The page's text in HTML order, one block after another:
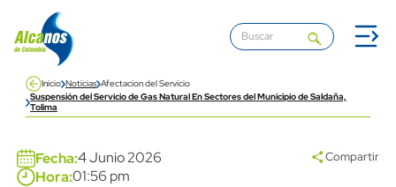
Pasar al contenido principal
Inicio Noticias Afectacion del Servicio
Suspensión del Servicio de Gas Natural En Sectores del Municipio de Saldaña,
Tolima
Fecha:4 Junio 2026
Hora:01:56 pm
Compartir